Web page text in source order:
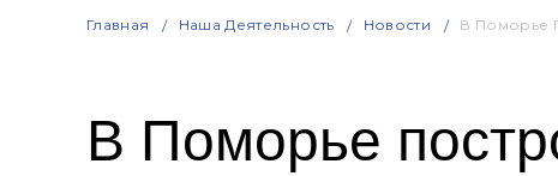
Главная Наша Деятельность Новости В Поморье
В Поморье